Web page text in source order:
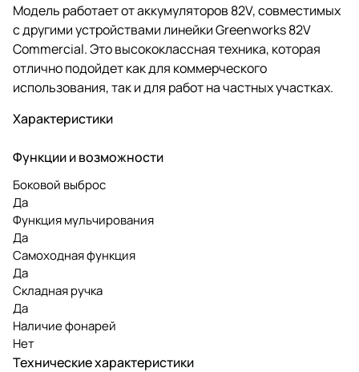
Модель работает от аккумуляторов 82V, совместимых
с другими устройствами линейки Greenworks 82V
Commercial. Это высококлассная техника, которая
отлично подойдет как для коммерческого
использования, так и для работ на частных участках.
Характеристики
Функции и возможности
Боковой выброс
Да
Функция мульчирования
Да
Самоходная функция
Да
Складная ручка
Да
Наличие фонарей
Нет
Технические характеристики